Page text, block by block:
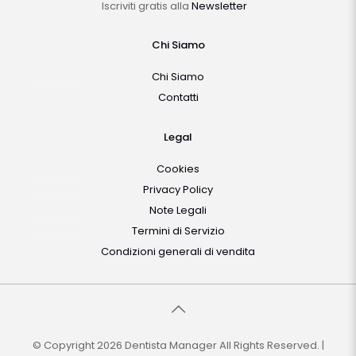
Iscriviti gratis alla Newsletter
Chi Siamo
Chi Siamo
Contatti
Legal
Cookies
Privacy Policy
Note Legali
Termini di Servizio
Condizioni generali di vendita
© Copyright 2026 Dentista Manager All Rights Reserved. |